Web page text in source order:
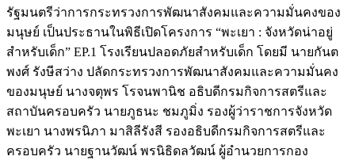
รัฐมนตรีว่าการกระทรวงการพัฒนาสังคมและความมั่นคงของ
มนุษย์ เป็นประธานในพิธีเปิดโครงการ “พะเยา : จังหวัดน่าอยู่
สำหรับเด็ก” EP.1 โรงเรียนปลอดภัยสำหรับเด็ก โดยมี นายกันต
พงศ์ รังษีสว่าง ปลัดกระทรวงการพัฒนาสังคมและความมั่นคง
ของมนุษย์ นางจตุพร โรจนพานิช อธิบดีกรมกิจการสตรีและ
สถาบันครอบครัว นายภูธนะ ชมภูมิ่ง รองผู้ว่าราชการจังหวัด
พะเยา นางพรนิภา มาสิลีรังสี รองอธิบดีกรมกิจการสตรีและ
ครอบครัว นายฐานวัฒน์ พรนิธิดลวัฒน์ ผู้อำนวยการกอง